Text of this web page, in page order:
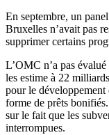
En septembre, un
Bruxelles n’avait pas
supprimer certains
L’OMC n’a pas
les estime à 22
pour le
forme de prêts
sur le fait que les
interrompues.